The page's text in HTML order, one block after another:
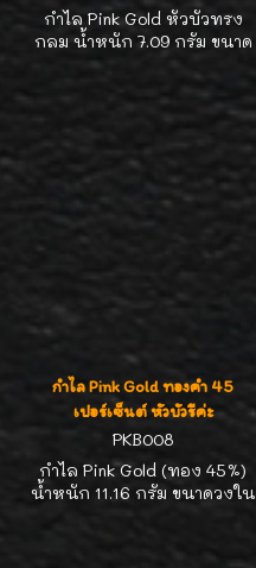
กำไล Pink Gold หัวบัวทรง
กลม น้ำหนัก 7.09 กรัม ขนาด
วงใน 5.2 ซม. ขนาดไม่ใหญ่
กำไล Pink Gold ทองคำ 45
เปอร์เซ็นต์ หัวบัวรีค่ะ
PKB008
กำไล Pink Gold (ทอง 45%)
น้ำหนัก 11.16 กรัม ขนาดวงใน